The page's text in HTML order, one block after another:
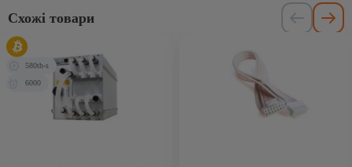
Схожі товари
580th-s
6000